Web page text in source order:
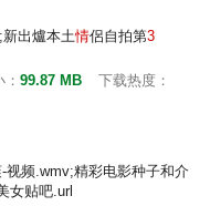
出爐本土情侶自拍第3
99.87 MB
下载热度：
视频.wmv;精彩电影种子和介
女贴吧.url